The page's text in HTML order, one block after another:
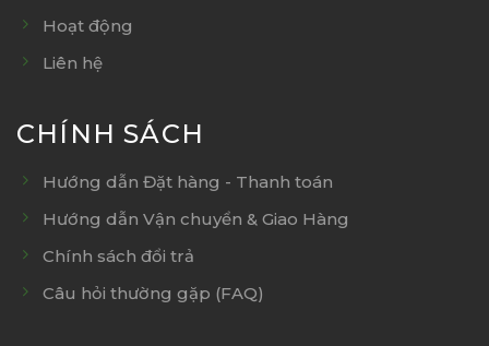
Hoạt động
Liên hệ
CHÍNH SÁCH
Hướng dẫn Đặt hàng - Thanh toán
Hướng dẫn Vận chuyển & Giao Hàng
Chính sách đổi trả
Câu hỏi thường gặp (FAQ)